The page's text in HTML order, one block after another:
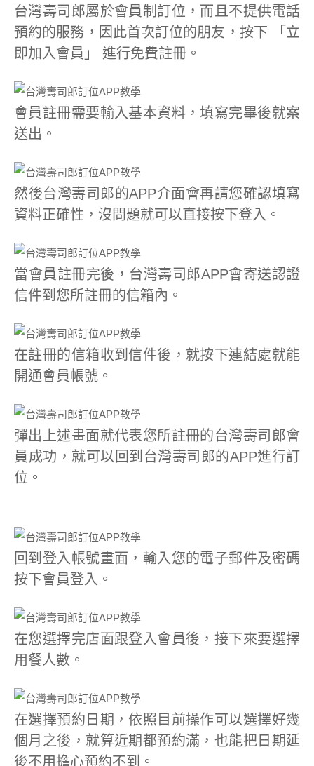
台灣壽司郎屬於會員制訂位，而且不提供電話
預約的服務，因此首次訂位的朋友，按下 「立
即加入會員」 進行免費註冊。
會員註冊需要輸入基本資料，填寫完畢後就案
送出。
然後台灣壽司郎的APP介面會再請您確認填寫
資料正確性，沒問題就可以直接按下登入。
當會員註冊完後，台灣壽司郎APP會寄送認證
信件到您所註冊的信箱內。
在註冊的信箱收到信件後，就按下連結處就能
開通會員帳號。
彈出上述畫面就代表您所註冊的台灣壽司郎會
員成功，就可以回到台灣壽司郎的APP進行訂
位。
回到登入帳號畫面，輸入您的電子郵件及密碼
按下會員登入。
在您選擇完店面跟登入會員後，接下來要選擇
用餐人數。
在選擇預約日期，依照目前操作可以選擇好幾
個月之後，就算近期都預約滿，也能把日期延
後不用擔心預約不到。